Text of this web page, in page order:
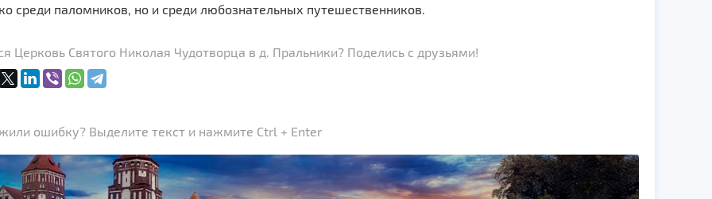
среди паломников, но и среди любознательных путешественников.
Церковь Святого Николая Чудотворца в д. Пральники? Поделись с друзьями!
ошибку? Выделите текст и нажмите Ctrl + Enter